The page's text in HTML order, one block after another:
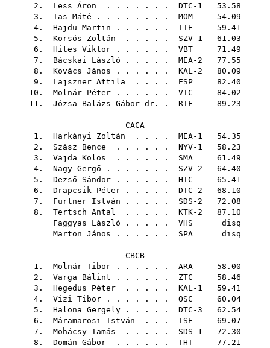
2. Less Áron . . . . . . . DTC-1 53.58
3. Tas Máté . . . . . . . . MOM 54.09
4. Hajdu Martin . . . . . . TTE 59.41
5. Korsós Zoltán . . . . . SZV-1 61.03
6. Hites Viktor . . . . . . VBT 71.49
7. Bácskai László . . . . . MEA-2 77.55
8. Kovács János . . . . . . KAL-2 80.09
9. Lajszner Attila . . . . ESP 82.40
10. Molnár Péter . . . . . . VTC 84.02
11. Józsa Balázs Gábor dr. . RTF 89.23
CACA
1. Harkányi Zoltán . . . . MEA-1 54.35
2. Szász Bence . . . . . . NYV-1 58.23
3. Vajda Kolos . . . . . . SMA 61.49
4. Nagy Gergő . . . . . . . SZV-2 64.40
5. Dezső Sándor . . . . . . HTC 65.41
6. Drapcsik Péter . . . . . DTC-2 68.10
7. Furtner István . . . . . SDS-2 72.08
8. Tertsch Antal . . . . . KTK-2 87.10
Faggyas László . . . . . VHS disq
Marton János . . . . . . SPA disq
CBCB
1. Molnár Tibor . . . . . . ARA 58.00
2. Varga Bálint . . . . . . ZTC 58.46
3. Hegedüs Péter . . . . . KAL-1 59.41
4. Vizi Tibor . . . . . . . OSC 60.04
5. Halona Gergely . . . . . DTC-3 62.54
6. Máramarosi István . . . TSE 69.07
7. Mohácsy Tamás . . . . . SDS-1 72.30
8. Domán Gábor . . . . . . THT 77.21